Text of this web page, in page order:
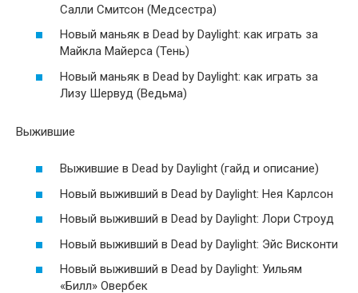
Салли Смитсон (Медсестра)
Новый маньяк в Dead by Daylight: как играть за
Майкла Майерса (Тень)
Новый маньяк в Dead by Daylight: как играть за
Лизу Шервуд (Ведьма)
Выжившие
Выжившие в Dead by Daylight (гайд и описание)
Новый выживший в Dead by Daylight: Нея Карлсон
Новый выживший в Dead by Daylight: Лори Строуд
Новый выживший в Dead by Daylight: Эйс Висконти
Новый выживший в Dead by Daylight: Уильям
«Билл» Овербек